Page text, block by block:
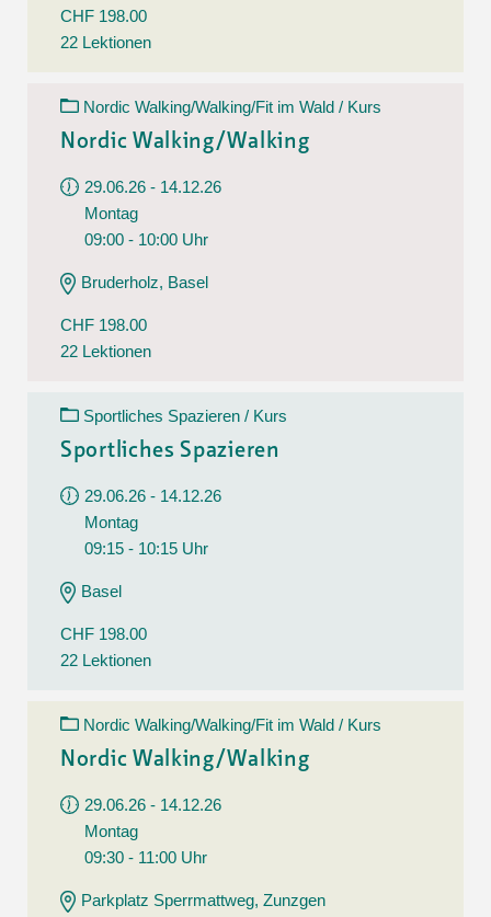
CHF 198.00
22 Lektionen
Nordic Walking/Walking/Fit im Wald / Kurs
Nordic Walking/Walking
29.06.26 - 14.12.26
Montag
09:00 - 10:00 Uhr
Bruderholz, Basel
CHF 198.00
22 Lektionen
Sportliches Spazieren / Kurs
Sportliches Spazieren
29.06.26 - 14.12.26
Montag
09:15 - 10:15 Uhr
Basel
CHF 198.00
22 Lektionen
Nordic Walking/Walking/Fit im Wald / Kurs
Nordic Walking/Walking
29.06.26 - 14.12.26
Montag
09:30 - 11:00 Uhr
Parkplatz Sperrmattweg, Zunzgen